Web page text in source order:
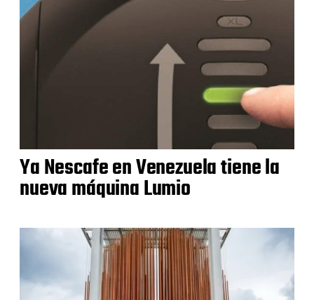
Ya Nescafe en Venezuela tiene la
nueva máquina Lumio